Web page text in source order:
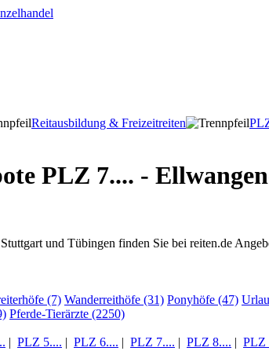
Reitausbildung & Freizeitreiten
PLZ 7.... -
und Tübingen finden Sie bei reiten.de
(7) Wanderreithöfe (31) Ponyhöfe (47)
Pferde-Tierärzte (2250)
| PLZ 5.... | PLZ 6.... | PLZ 7.... | PLZ 8.... | PLZ